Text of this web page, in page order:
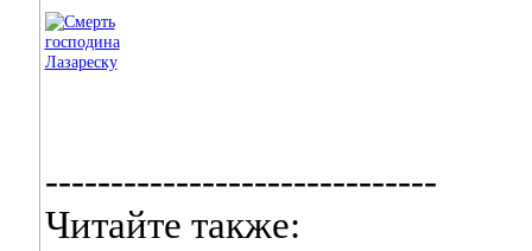
------------------------------
Читайте также: